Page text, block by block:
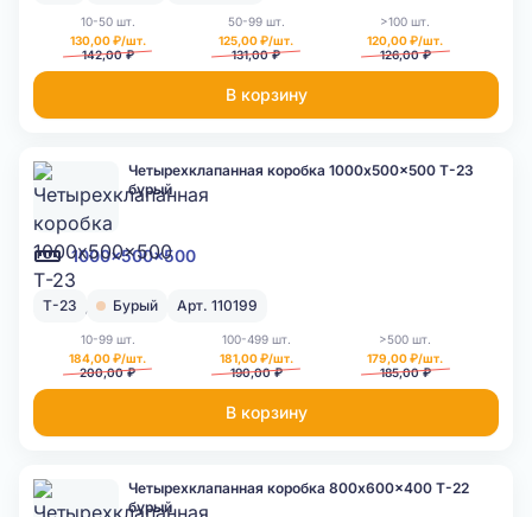
10-50 шт.
130,00 ₽/шт.
142,00 ₽
50-99 шт.
125,00 ₽/шт.
131,00 ₽
>100 шт.
120,00 ₽/шт.
126,00 ₽
В корзину
1000x500x500
Четырехклапанная коробка 1000x500x500 Т-23
бурый
Т-23 Бурый Арт. 110199
10-99 шт.
184,00 ₽/шт.
200,00 ₽
100-499 шт.
181,00 ₽/шт.
190,00 ₽
>500 шт.
179,00 ₽/шт.
185,00 ₽
В корзину
Четырехклапанная коробка 800x600x400 Т-22
бурый